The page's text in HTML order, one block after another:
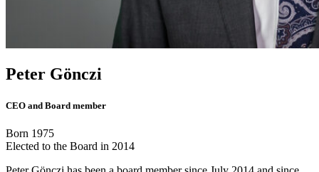
Peter Gönczi
CEO and Board member
Born 1975
Elected to the Board in 2014